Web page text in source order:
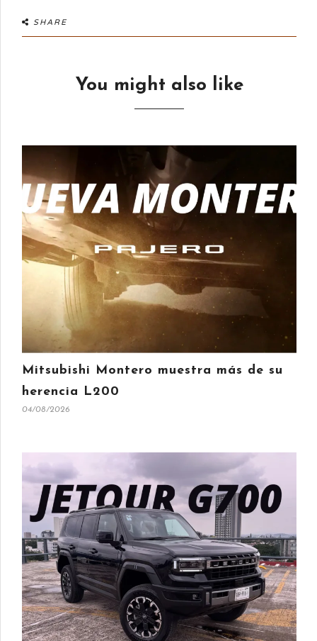
SHARE
You might also like
Mitsubishi Montero muestra más de su
herencia L200
04/08/2026